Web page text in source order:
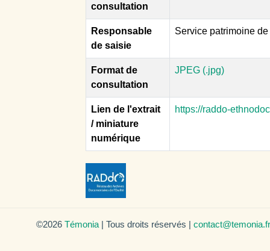
consultation
Responsable
de saisie
Service patrimoine
Format de
consultation
JPEG (.jpg)
Lien de l'extrait
/ miniature
numérique
https://raddo-
©2026 Témonia | Tous droits réservés | contact@temonia.fr